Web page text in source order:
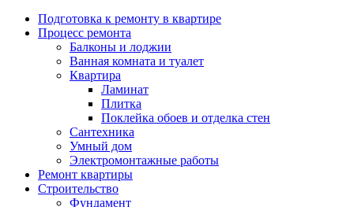
Подготовка к ремонту в квартире
Процесс ремонта
Балконы и лоджии
Ванная комната и туалет
Квартира
Ламинат
Плитка
Поклейка обоев и отделка стен
Сантехника
Умный дом
Электромонтажные работы
Ремонт квартиры
Строительство
Фундамент